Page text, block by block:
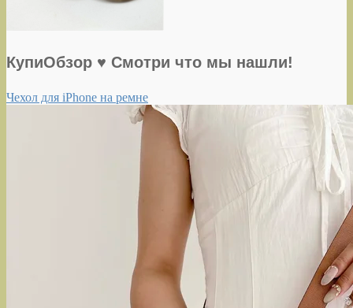
КупиОбзор ♥ Смотри что мы нашли!
Чехол для iPhone на ремне